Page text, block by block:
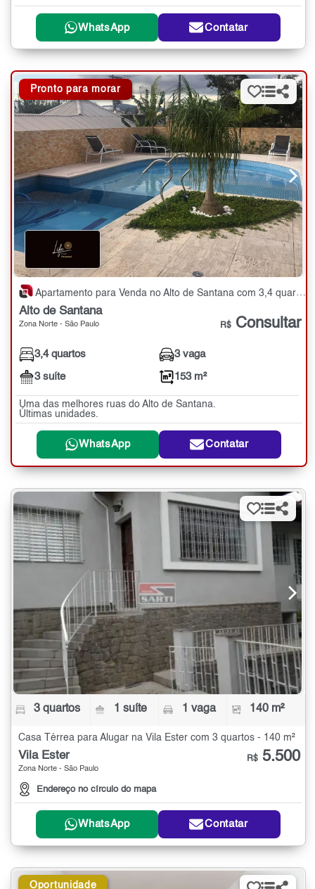
WhatsApp Contatar
Pronto para morar
Apartamento para Venda no Alto de Santana com 3,4 quartos - 153 m²
Alto de Santana
Zona Norte - São Paulo R$ Consultar
3,4 quartos
3 suíte
3 vaga
153 m²
Uma das melhores ruas do Alto de Santana.
Últimas unidades.
WhatsApp Contatar
3 quartos 1 suíte 1 vaga 140 m²
Casa Térrea para Alugar na Vila Ester com 3 quartos - 140 m²
Vila Ester
Zona Norte - São Paulo
Endereço no círculo do mapa
R$ 5.500
WhatsApp Contatar
Oportunidade